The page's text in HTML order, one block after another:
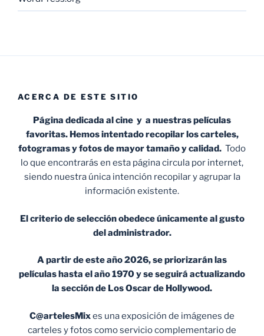
ACERCA DE ESTE SITIO
Página dedicada al cine y a nuestras películas
favoritas. Hemos intentado recopilar los carteles,
fotogramas y fotos de mayor tamaño y calidad. Todo
lo que encontrarás en esta página circula por internet,
siendo nuestra única intención recopilar y agrupar la
información existente.
El criterio de selección obedece únicamente al gusto
del administrador.
A partir de este año 2026, se priorizarán las
películas hasta el año 1970 y se seguirá actualizando
la sección de Los Oscar de Hollywood.
C@artelesMixes una exposición de imágenes de
carteles y fotos como servicio complementario de